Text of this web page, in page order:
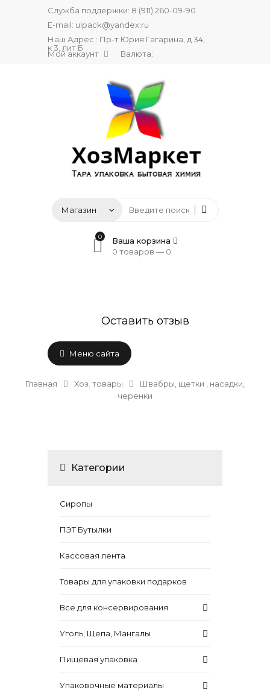
Служба поддержки: 8 (911) 260-09-90
E-mail: ulpack@yandex.ru
Наш Адрес : Пр-т Юрия Гагарина, д 34,
к 3, лит Б
Мой аккаунт Валюта:
0
Ваша корзина
0 товаров — 0
Оставить отзыв
Меню сайта
Главная Хоз. товары
Швабры, щетки , насадки,
черенки
Категории
Сиропы
ПЭТ Бутылки
Кассовая лента
Товары для упаковки подарков
Все для консервирования
Уголь, Щепа, Мангалы
Пищевая упаковка
Упаковочные материалы